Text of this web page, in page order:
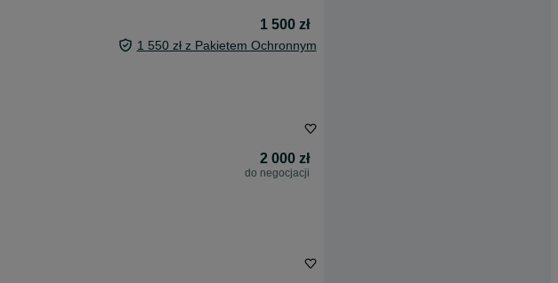
1 500 zł
1 550 zł z Pakietem Ochronnym
2 000 zł
do negocjacji